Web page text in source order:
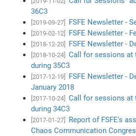
36C3
[2019-09-27] FSFE Newsletter -
[2019-02-12] FSFE Newsletter -
[2018-12-20] FSFE Newsletter -
[2018-10-24]
Call for sessions at
during 35C3
[2017-12-19]
FSFE Newsletter -
January 2018
[2017-10-24]
Call for sessions at
during 34C3
[2017-01-27]
Report of FSFE's
Chaos Communication